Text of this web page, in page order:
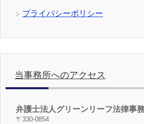
プライバシーポリシー
当事務所へのアクセス
弁護士法人グリーンリーフ法律事
〒330-0854